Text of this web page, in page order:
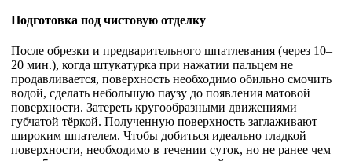
Подготовка под чистовую отделку
После обрезки и предварительного шпатлевания (через 10–
20 мин.), когда штукатурка при нажатии пальцем не
продавливается, поверхность необходимо обильно смочить
водой, сделать небольшую паузу до появления матовой
поверхности. Затереть кругообразными движениями
губчатой тёркой. Полученную поверхность заглаживают
широким шпателем. Чтобы добиться идеально гладкой
поверхности, необходимо в течении суток, но не ранее чем